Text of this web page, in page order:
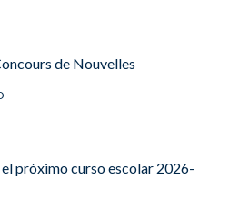
de Nouvelles
próximo curso escolar 2026-